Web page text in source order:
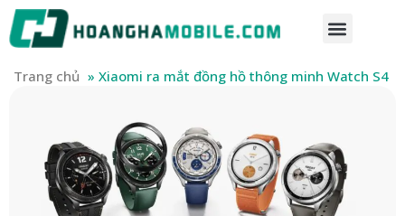
Trang chủ » Xiaomi ra mắt đồng hồ thông minh Watch S4